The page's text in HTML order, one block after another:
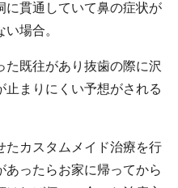
に貫通していて鼻の症状が
場合。
既往があり抜歯の際に沢
止まりにくい予想がされる
たカスタムメイド治療を行
あったらお家に帰ってから